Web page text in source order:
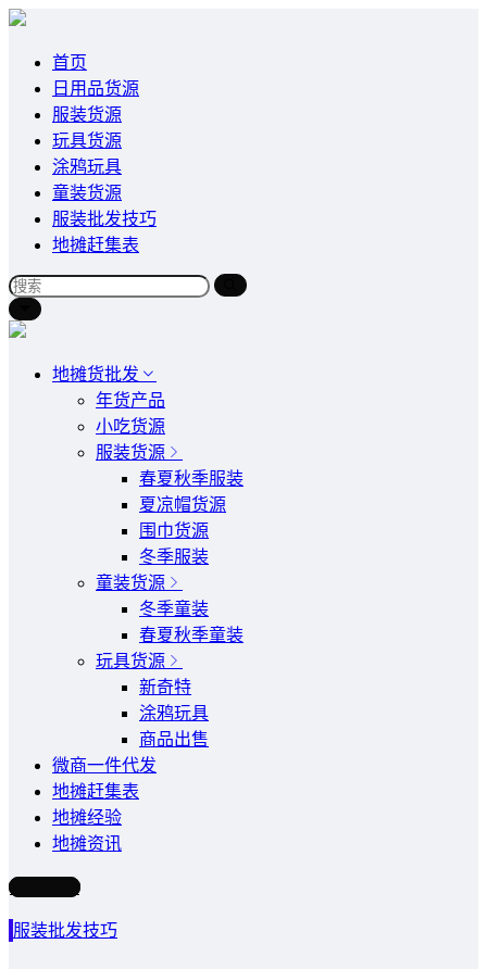
首页
日用品货源
服装货源
玩具货源
涂鸦玩具
童装货源
服装批发技巧
地摊赶集表
地摊货批发
年货产品
小吃货源
服装货源
春夏秋季服装
夏凉帽货源
围巾货源
冬季服装
童装货源
冬季童装
春夏秋季童装
玩具货源
新奇特
涂鸦玩具
商品出售
微商一件代发
地摊赶集表
地摊经验
地摊资讯
写文章
服装批发技巧